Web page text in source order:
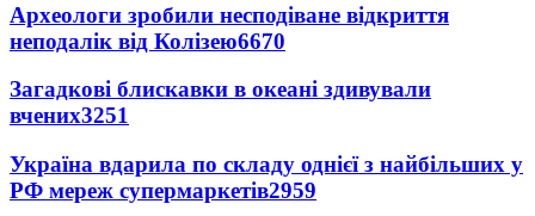
Археологи зробили несподіване відкриття
неподалік від Колізею6670
Загадкові блискавки в океані здивували
вчених3251
Україна вдарила по складу однієї з найбільших у
РФ мереж супермаркетів2959